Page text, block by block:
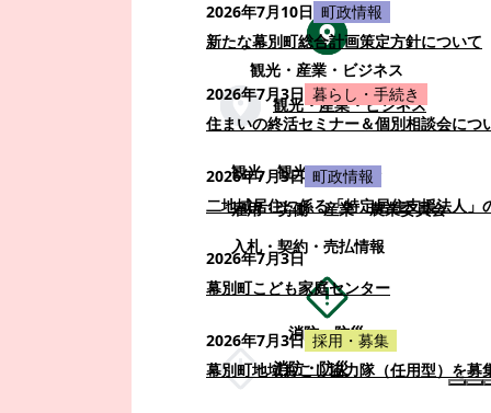
観光・産業・ビジネス
観光・産業・ビジネス
観光
観光・イベント
雇用・労働
産業
農業委員会
入札・契約・売払情報
消防・防災
消防・防災
2026年7月10日 町政情報
新たな幕別町総合計画策定方針について
2026年7月3日 暮らし・手続き
住まいの終活セミナー＆個別相談会につ
2026年7月3日 町政情報
二地域居住に係る「特定居住支援法人」
2026年7月3日
幕別町こども家庭センター
2026年7月3日 採用・募集
幕別町地域おこし協力隊（任用型）を募